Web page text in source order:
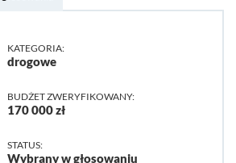
KATEGORIA:
drogowe
BUDŻET ZWERYFIKOWANY:
170 000 zł
STATUS:
Wybrany w głosowaniu